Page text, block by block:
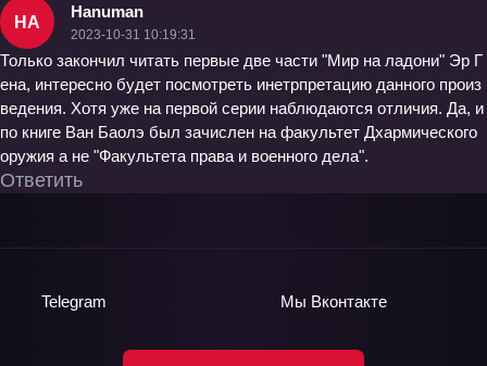
HA
Hanuman
2023-10-31 10:19:31
Только закончил читать первые две части "Мир на ладони" Эр Г
ена, интересно будет посмотреть инетрпретацию данного произ
ведения. Хотя уже на первой серии наблюдаются отличия. Да, и
по книге Ван Баолэ был зачислен на факультет Дхармического
оружия а не "Факультета права и военного дела".
Ответить
Telegram Мы Вконтакте